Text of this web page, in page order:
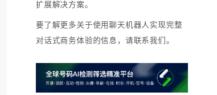
扩展解决方案。
要了解更多关于使用聊天机器人实现完整
对话式商务体验的信息，请联系我们。